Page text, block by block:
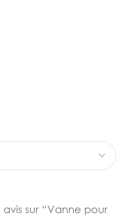
sur “Vanne pour